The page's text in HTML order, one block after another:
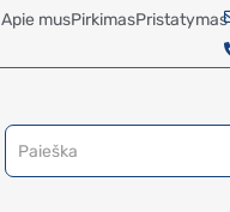
Apie musPirkimasPristatymas